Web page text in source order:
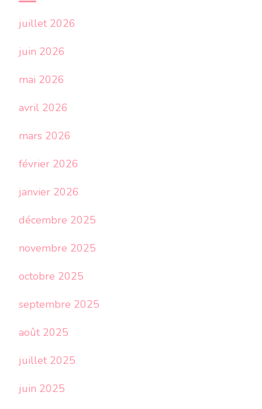
juillet 2026
juin 2026
mai 2026
avril 2026
mars 2026
février 2026
janvier 2026
décembre 2025
novembre 2025
octobre 2025
septembre 2025
août 2025
juillet 2025
juin 2025